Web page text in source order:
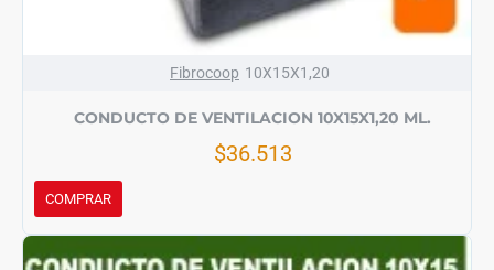
Fibrocoop 10X15X1,20
CONDUCTO DE VENTILACION 10X15X1,20 ML.
$36.513
COMPRAR